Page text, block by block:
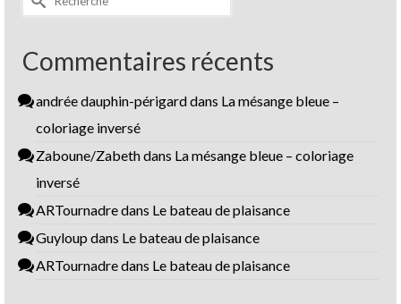
Commentaires récents
andrée dauphin-périgarddans La mésange bleue –
coloriage inversé
Zaboune/Zabethdans La mésange bleue – coloriage
inversé
ARTournadredans Le bateau de plaisance
Guyloup dans Le bateau de plaisance
ARTournadredans Le bateau de plaisance